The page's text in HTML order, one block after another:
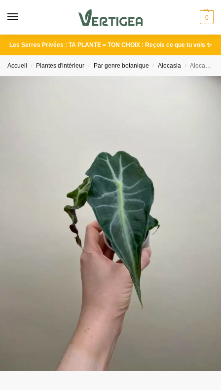
0
Les Serres Privées : TA PLANTE = TON CHOIX : Reçois ce que tu vois ✨
Accueil / Plantes d'intérieur / Par genre botanique / Alocasia / Alocasia amazonica ‘Venom’ bébé (S)